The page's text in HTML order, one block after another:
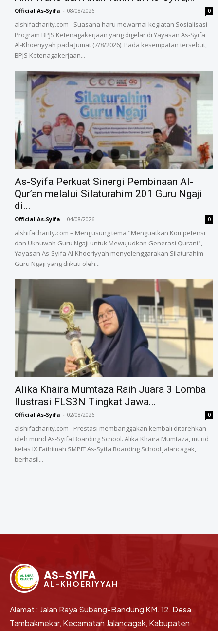
Official As-Syifa - 08/08/2026 0
alshifacharity.com - Suasana haru mewarnai kegiatan Sosialisasi
Program BPJS Ketenagakerjaan yang digelar di Yayasan As-Syifa
Al-Khoeriyyah pada Jumat (7/8/2026). Pada kesempatan tersebut,
BPJS Ketenagakerjaan...
As-Syifa Perkuat Sinergi Pembinaan Al-
Qur’an melalui Silaturahim 201 Guru Ngaji
di...
Official As-Syifa - 04/08/2026 0
alshifacharity.com – Mengusung tema "Menguatkan Kompetensi
dan Ukhuwah Guru Ngaji untuk Mewujudkan Generasi Qurani",
Yayasan As-Syifa Al-Khoeriyyah menyelenggarakan Silaturahim
Guru Ngaji yang diikuti oleh...
Alika Khaira Mumtaza Raih Juara 3 Lomba
Ilustrasi FLS3N Tingkat Jawa...
Official As-Syifa - 02/08/2026 0
alshifacharity.com - Prestasi membanggakan kembali ditorehkan
oleh murid As-Syifa Boarding School. Alika Khaira Mumtaza, murid
kelas IX Fathimah SMPIT As-Syifa Boarding School Jalancagak,
berhasil...
AS-SYIFA
AL-KHOERIYYAH
Alamat : Jalan Raya Subang-Bandung KM. 12, Desa
Tambakmekar, Kecamatan Jalancagak, Kabupaten